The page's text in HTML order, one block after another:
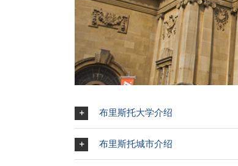
布里斯托大学介绍
布里斯托城市介绍